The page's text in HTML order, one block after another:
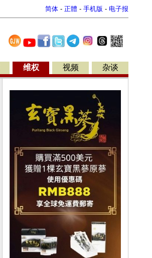
简体 - 正體 - 手机版 - 电子报
维权 视频 杂谈